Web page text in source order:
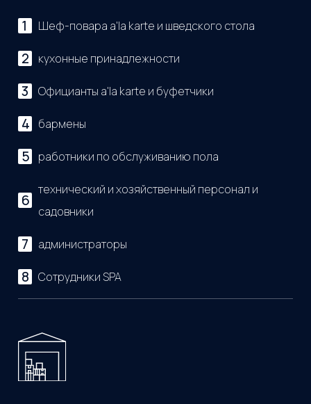
Шеф-повара a'la karte и шведского стола
кухонные принадлежности
Официанты a'la karte и буфетчики
бармены
работники по обслуживанию пола
технический и хозяйственный персонал и
садовники
администраторы
Сотрудники SPA